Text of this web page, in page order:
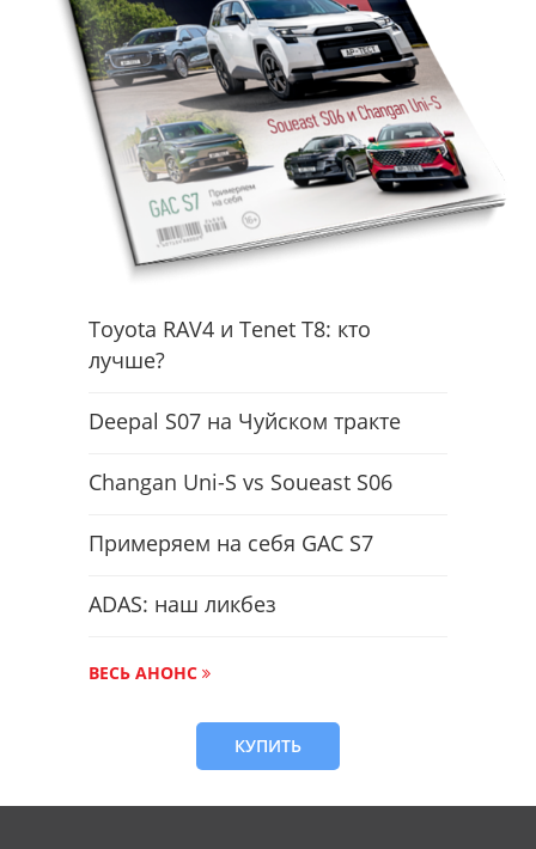
Toyota RAV4 и Tenet T8: кто
лучше?
Deepal S07 на Чуйском тракте
Changan Uni-S vs Soueast S06
Примеряем на себя GAC S7
ADAS: наш ликбез
ВЕСЬ АНОНС
КУПИТЬ